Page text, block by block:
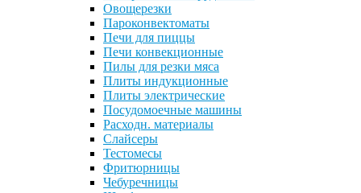
Овощерезки
Пароконвектоматы
Печи для пиццы
Печи конвекционные
Пилы для резки мяса
Плиты индукционные
Плиты электрические
Посудомоечные машины
Расходн. материалы
Слайсеры
Тестомесы
Фритюрницы
Чебуречницы